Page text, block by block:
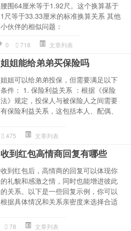
腰围64厘米等于1.92尺。这个换算基于
1尺等于33.33厘米的标准换算关系 其他
小伙伴的相似问题：
0 718 文章列表
姐姐能给弟弟买保险吗
姐姐可以给弟弟投保，但需要满足以下
条件： 1. 保险利益关系 ：根据《保险
法》规定，投保人与被保险人之间需要
有保险利益关系，这包括本人、配偶、
475 文章列表
收到红包高情商回复有哪些
收到红包后，高情商的回复可以体现你
的礼貌和感激之情，同时也能增进彼此
的关系。以下是一些回复示例，你可以
根据具体情况和关系亲密度来选择合适
78 文章列表